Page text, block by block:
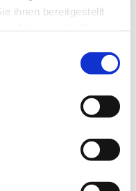
ihnen bereitgestellt